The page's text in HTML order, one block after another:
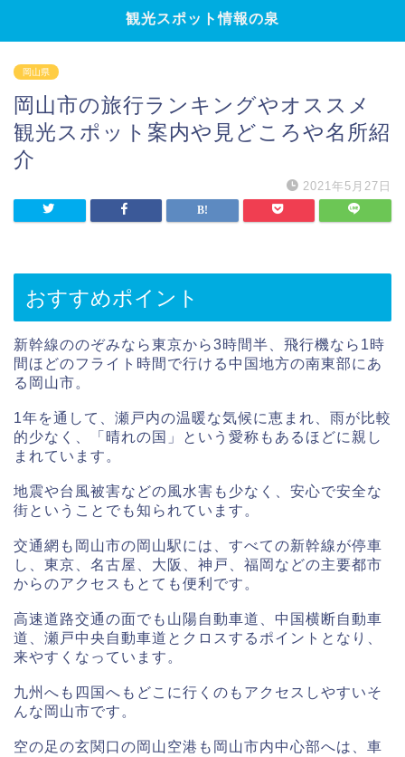
観光スポット情報の泉
岡山県
岡山市の旅行ランキングやオススメ
観光スポット案内や見どころや名所紹
介
2021年5月27日
おすすめポイント
新幹線ののぞみなら東京から3時間半、飛行機なら1時
間ほどのフライト時間で行ける中国地方の南東部にあ
る岡山市。
1年を通して、瀬戸内の温暖な気候に恵まれ、雨が比較
的少なく、「晴れの国」という愛称もあるほどに親し
まれています。
地震や台風被害などの風水害も少なく、安心で安全な
街ということでも知られています。
交通網も岡山市の岡山駅には、すべての新幹線が停車
し、東京、名古屋、大阪、神戸、福岡などの主要都市
からのアクセスもとても便利です。
高速道路交通の面でも山陽自動車道、中国横断自動車
道、瀬戸中央自動車道とクロスするポイントとなり、
来やすくなっています。
九州へも四国へもどこに行くのもアクセスしやすいそ
んな岡山市です。
空の足の玄関口の岡山空港も岡山市内中心部へは、車